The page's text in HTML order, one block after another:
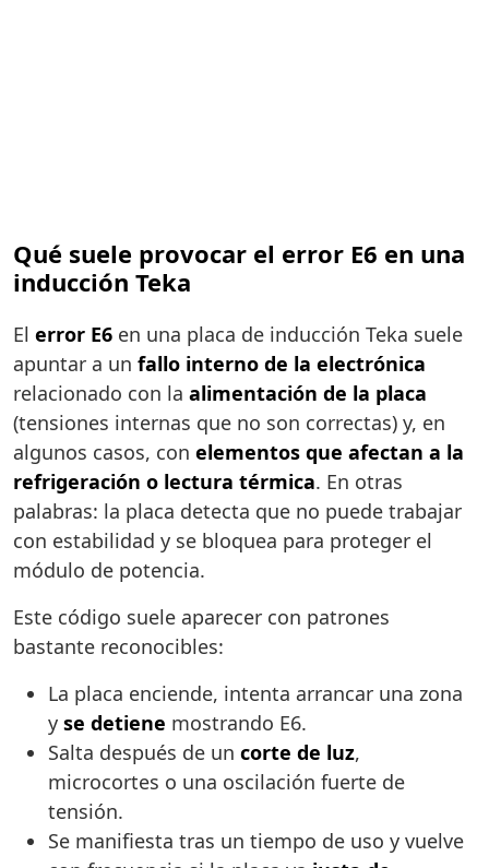
Qué suele provocar el error E6 en una
inducción Teka
El error E6 en una placa de inducción Teka suele
apuntar a un fallo interno de la electrónica
relacionado con la alimentación de la placa
(tensiones internas que no son correctas) y, en
algunos casos, con elementos que afectan a la
refrigeración o lectura térmica. En otras
palabras: la placa detecta que no puede trabajar
con estabilidad y se bloquea para proteger el
módulo de potencia.
Este código suele aparecer con patrones
bastante reconocibles:
La placa enciende, intenta arrancar una zona
y se detiene mostrando E6.
Salta después de un corte de luz,
microcortes o una oscilación fuerte de
tensión.
Se manifiesta tras un tiempo de uso y vuelve